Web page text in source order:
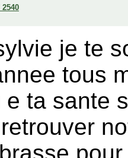
2540
je te
tous
e ta sante